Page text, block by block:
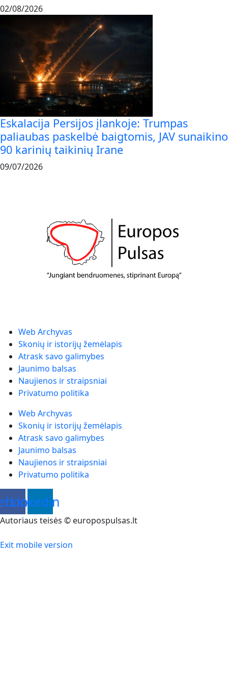
02/08/2026
Eskalacija Persijos įlankoje: Trumpas
paliaubas paskelbė baigtomis, JAV sunaikino
90 karinių taikinių Irane
09/07/2026
Web Archyvas
Skonių ir istorijų žemėlapis
Atrask savo galimybes
Jaunimo balsas
Naujienos ir straipsniai
Privatumo politika
Web Archyvas
Skonių ir istorijų žemėlapis
Atrask savo galimybes
Jaunimo balsas
Naujienos ir straipsniai
Privatumo politika
Linkedin
Autoriaus teisės © europospulsas.lt
Exit mobile version